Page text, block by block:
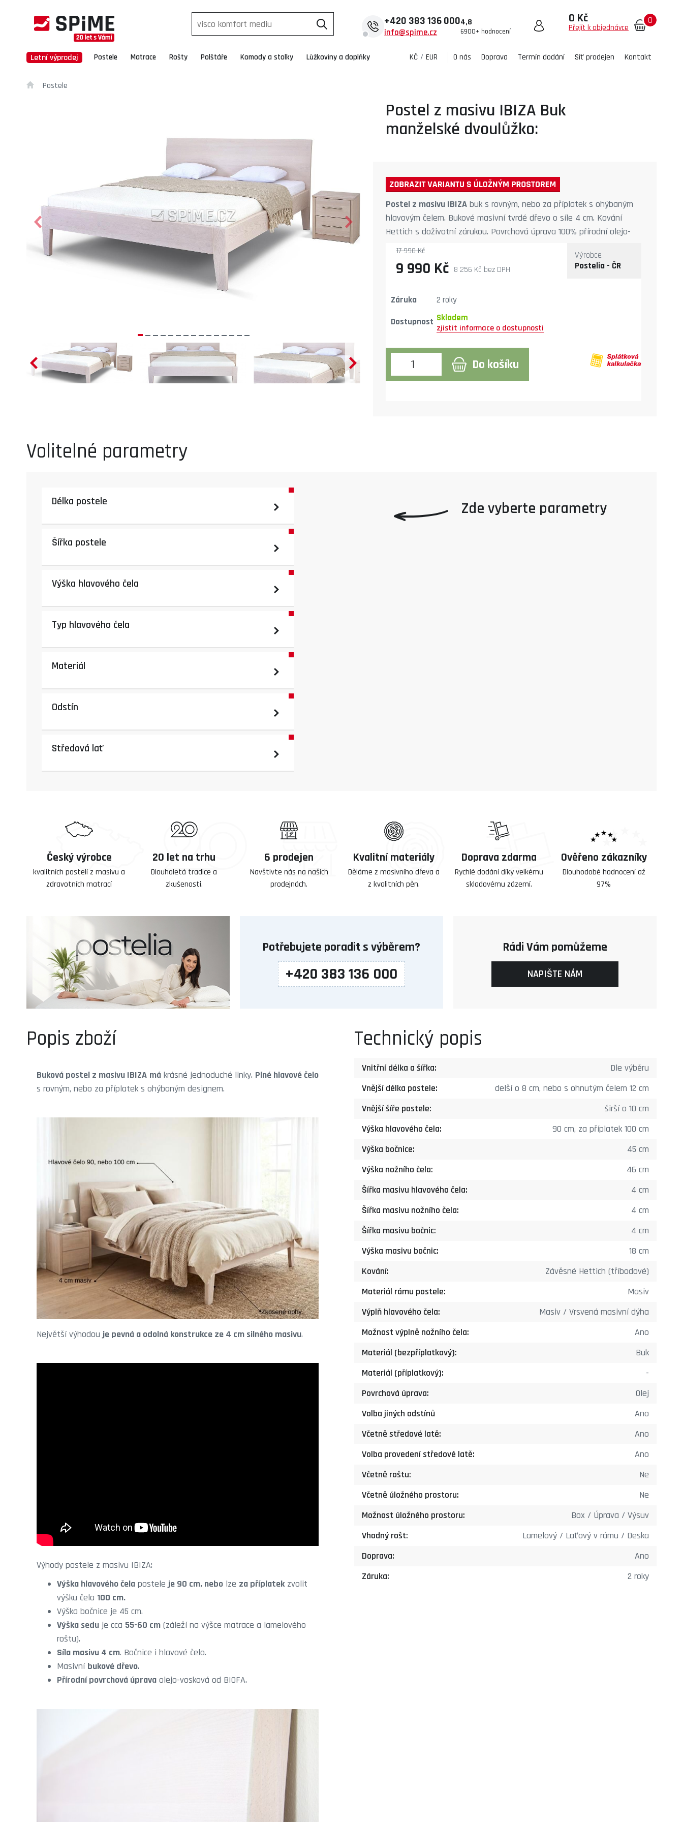
+420 383 136 000
info@spime.cz
4,8
6900+ hodnocení
0 Kč
Přejít k objednávce
0
Letní výprodej Postele Matrace Rošty Polštáře Komody a stolky Lůžkoviny a doplňky KČ / EUR O nás Doprava Termín dodání Síť prodejen Kontakt
Postele
Postel z masivu IBIZA Buk
manželské dvoulůžko:
Postel z masivu IBIZA buk s rovným, nebo za příplatek s ohýbaným
hlavovým čelem. Bukové masivní tvrdé dřevo o síle 4 cm. Kování
Hettich s doživotní zárukou. Povrchová úprava 100% přírodní olejo-
vosk od BIOFA. Výběr z více druhů barevného provedení oleje. Výška
9 990 Kč bez DPH
8 256 Kč
17 990 Kč
Výrobce
Postelia - ČR
Záruka
2 roky
Dostupnost Skladem
Do košíku
Volitelné parametry
Délka postele
Šířka postele
Výška hlavového čela
Typ hlavového čela
Materiál
Odstín
Středová lať
Český výrobce
kvalitních postelí z masivu a
zdravotních matrací
20 let na trhu
Dlouholetá tradice a
zkušenosti.
6 prodejen
Navštivte nás na našich
prodejnách.
Kvalitní materiály
Děláme z masivního dřeva a
z kvalitních pěn.
Doprava zdarma
Rychlé dodání díky velkému
skladovému zázemí.
Ověřeno zákazníky
Dlouhodobé hodnocení až
97%
Potřebujete poradit s výběrem?
+420 383 136 000
Rádi Vám pomůžeme
NAPIŠTE NÁM
Popis zboží
Buková postel z masivu IBIZA má krásné jednoduché linky. Plné hlavové čelo
s rovným, nebo za příplatek s ohýbaným designem.
Největší výhodouje pevná a odolná konstrukce ze 4 cm silného masivu.
Výhody postele z masivu IBIZA:
Výška hlavového čela posteleje 90 cm, nebo lze za příplatekzvolit
výšku čela 100 cm.
Výška bočnice je 45 cm.
Výška sedu je cca 55-60 cm (záleží na výšce matrace a lamelového
roštu).
Síla masivu 4 cm. Bočnice i hlavové čelo.
Masivní bukové dřevo.
Přírodní povrchová úprava olejo-vosková od BIOFA.
Technický popis
Vnitřní délka a šířka:
Dle výběru
Vnější délka postele:
delší o 8 cm, nebo s ohnutým čelem 12 cm
Vnější šíře postele:
širší o 10 cm
Výška hlavového čela:
90 cm, za příplatek 100 cm
Výška bočnice:
45 cm
Výška nožního čela:
46 cm
Šířka masivu hlavového čela:
4 cm
Šířka masivu nožního čela:
4 cm
Šířka masivu bočnic:
4 cm
Výška masivu bočnic:
18 cm
Kování:
Závěsné Hettich (tříbodové)
Materiál rámu postele:
Masiv
Výplň hlavového čela:
Masiv / Vrsvená masivní dýha
Možnost výplně nožního čela:
Ano
Materiál (bezpříplatkový):
Buk
Materiál (příplatkový):
-
Povrchová úprava:
Olej
Volba jiných odstínů
Ano
Včetně středové latě:
Ano
Volba provedení středové latě:
Ano
Včetně roštu:
Ne
Včetně úložného prostoru:
Ne
Možnost úložného prostoru:
Box / Úprava / Výsuv
Vhodný rošt:
Lamelový / Laťový v rámu / Deska
Doprava:
Ano
Záruka:
2 roky